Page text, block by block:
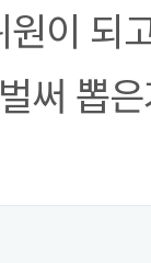
원이 되
써 뽑